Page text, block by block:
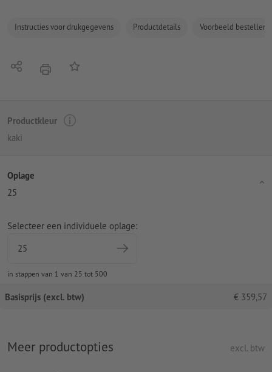
Instructies voor drukgegevens Productdetails Voorbeeld bestellen
Delen afdrukkenOp de lijst
Productkleur
kaki
Oplage
25
Selecteer een individuele oplage:
in stappen van 1 van 25 tot 500
Basisprijs (excl. btw) € 359,57
Meer productopties excl. btw